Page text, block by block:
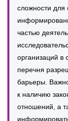
сложности для
частью
организаций
перечня
барьеры.
к наличию
отношений, а